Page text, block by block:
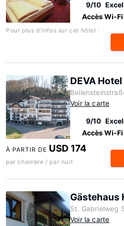
9/10
Accès Wi-
Pour plus d'infos sur cet hôtel :
DEVA
Voir la carte
9/10
Accès Wi-
À PARTIR DE USD 174
par chambre / par nuit
Gästehaus
St. Gabrielweg
Voir la carte